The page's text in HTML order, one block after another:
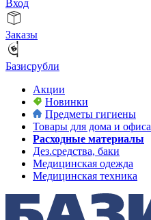
Вход
Заказы
Базисрубли
Акции
Новинки
Предметы гигиены
Товары для дома и офиса
Расходные материалы
Дез.средства, баки
Медицинская одежда
Медицинская техника